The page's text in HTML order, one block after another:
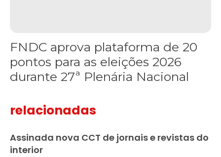
FNDC aprova plataforma de 20
pontos para as eleições 2026
durante 27ª Plenária Nacional
relacionadas
Assinada nova CCT de jornais e revistas do
interior